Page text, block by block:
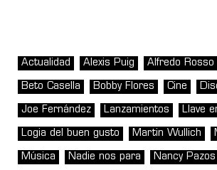
Actualidad Alexis Puig Alfredo Rosso
Beto Casella Bobby Flores Cine
Joe Fernández Lanzamientos Llave
Logia del buen gusto Martin Wullich
Música Nadie nos para Nancy Pazos